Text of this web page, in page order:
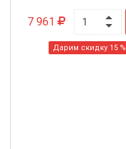
7 961
Дарим скидку 15 %